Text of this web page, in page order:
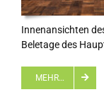
Innenansichten
Beletage des
MEHR…